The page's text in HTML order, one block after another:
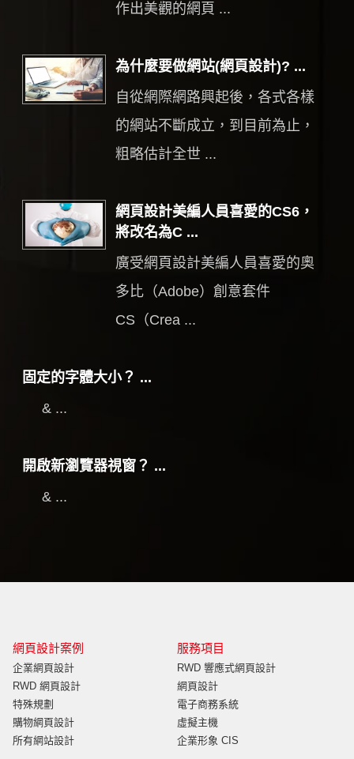
作出美觀的網頁 ...
為什麼要做網站(網頁設計)? ...
自從網際網路興起後，各式各樣
的網站不斷成立，到目前為止，
粗略估計全世 ...
網頁設計美編人員喜愛的CS6，
將改名為C ...
廣受網頁設計美編人員喜愛的奧
多比（Adobe）創意套件
CS（Crea ...
固定的字體大小？ ...
& ...
開啟新瀏覽器視窗？ ...
& ...
網頁設計案例
企業網頁設計
RWD 網頁設計
特殊規劃
購物網頁設計
所有網站設計
服務項目
RWD 響應式網頁設計
網頁設計
電子商務系統
虛擬主機
企業形象 CIS